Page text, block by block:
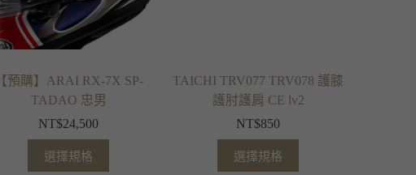
【預購】ARAI RX-7X SP-
TADAO 忠男
NT$24,500
選擇規格
TAICHI TRV077 TRV078 護膝
護肘護肩 CE lv2
NT$850
選擇規格